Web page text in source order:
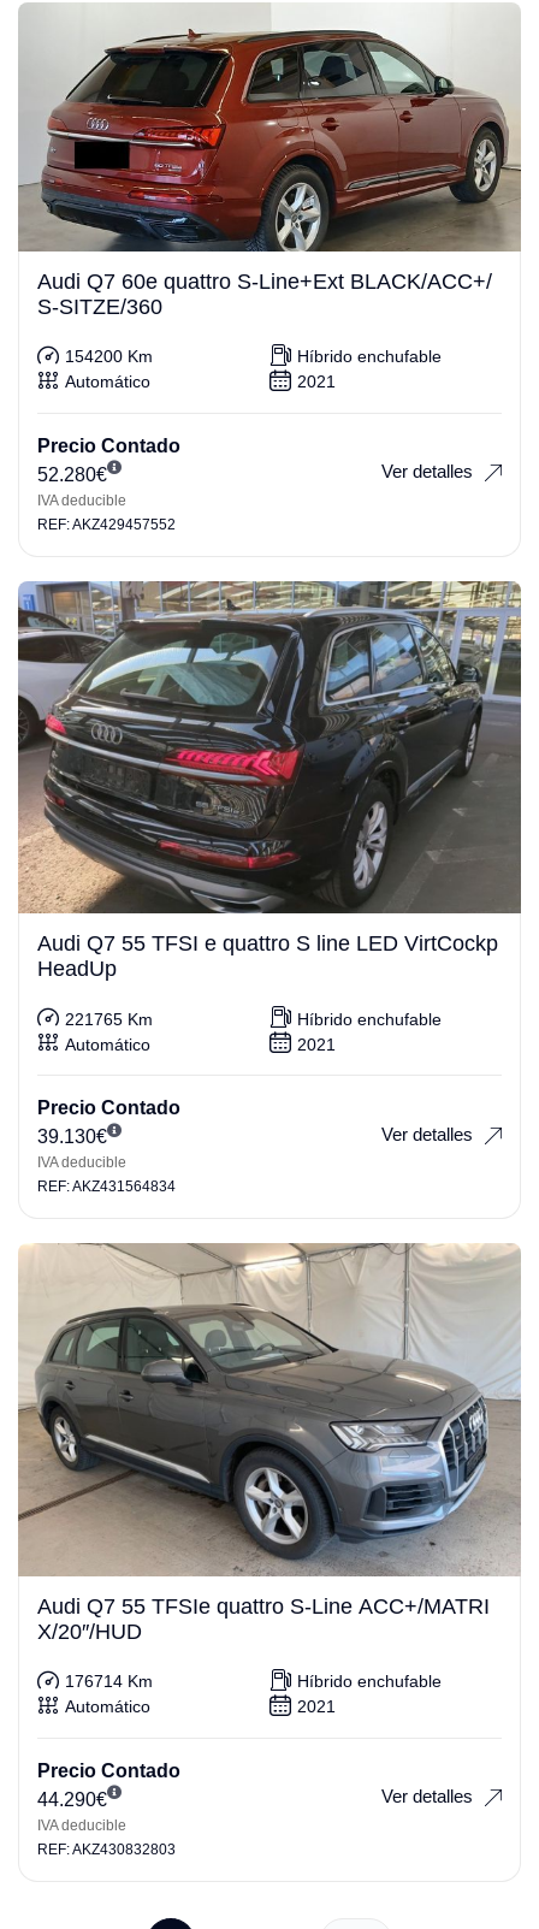
Audi Q7 60e quattro S-Line+Ext BLACK/ACC+/
S-SITZE/360
154200 Km
Híbrido enchufable
Automático
2021
Precio Contado
52.280€
IVA deducible
Ver detalles
REF: AKZ429457552
Audi Q7 55 TFSI e quattro S line LED VirtCockp
HeadUp
221765 Km
Híbrido enchufable
Automático
2021
Precio Contado
39.130€
IVA deducible
Ver detalles
REF: AKZ431564834
Audi Q7 55 TFSIe quattro S-Line ACC+/MATRI
X/20″/HUD
176714 Km
Híbrido enchufable
Automático
2021
Precio Contado
44.290€
IVA deducible
Ver detalles
REF: AKZ430832803